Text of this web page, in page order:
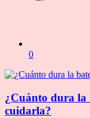
0
¿Cuánto dura la
cuidarla?